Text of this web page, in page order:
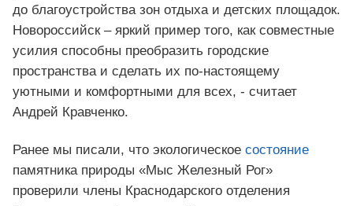
до благоустройства зон отдыха и детских площадок.
Новороссийск – яркий пример того, как совместные
усилия способны преобразить городские
пространства и сделать их по-настоящему
уютными и комфортными для всех, - считает
Андрей Кравченко.
Ранее мы писали, что экологическое состояние
памятника природы «Мыс Железный Рог»
проверили члены Краснодарского отделения